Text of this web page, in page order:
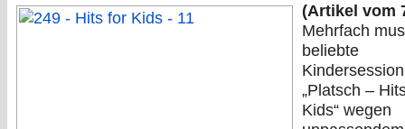
(Artikel vom
Mehrfach
beliebte
„Platsch –
Kids“ wegen